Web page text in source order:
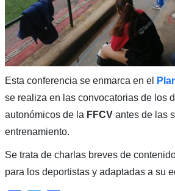
Esta conferencia se enmarca en el
se realiza en las convocatorias de los
autonómicos de la FFCVantes de las
entrenamiento.
Se trata de charlas breves de
para los deportistas y adaptadas a su